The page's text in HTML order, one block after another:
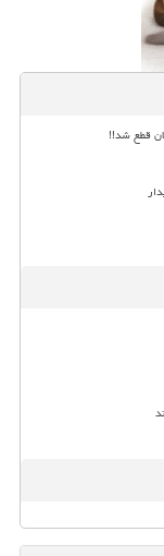
قطع شد!!